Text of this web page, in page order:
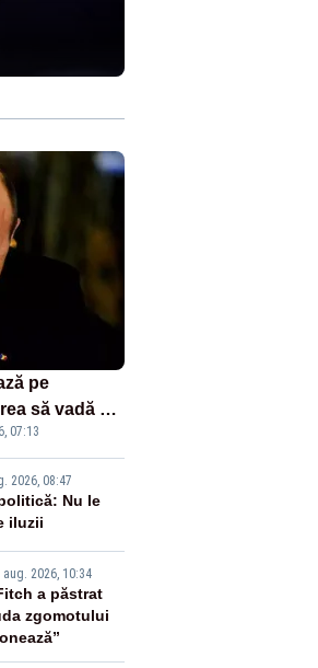
pe
să vadă ce
la
07:13
2026, 08:47
Nu le
iluzii
aug. 2026, 10:34
a păstrat
zgomotului